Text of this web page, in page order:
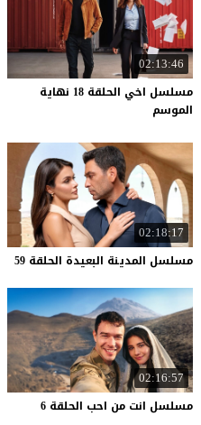
02:13:46
مسلسل اخي الحلقة 18 نهاية
الموسم
02:18:17
مسلسل المدينة البعيدة الحلقة 59
02:16:57
مسلسل انت من احب الحلقة 6